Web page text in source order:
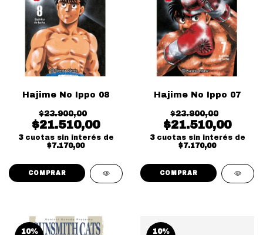
Hajime No Ippo 08
$23.900,00
$21.510,00
3 cuotas sin interés de
$7.170,00
Hajime No Ippo 07
$23.900,00
$21.510,00
3 cuotas sin interés de
$7.170,00
10%
10%